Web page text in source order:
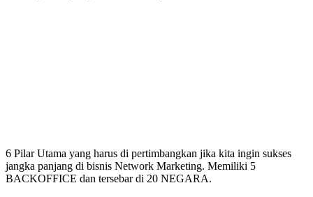
6 Pilar Utama yang harus di pertimbangkan jika kita ingin sukses
jangka panjang di bisnis Network Marketing. Memiliki 5
BACKOFFICE dan tersebar di 20 NEGARA.